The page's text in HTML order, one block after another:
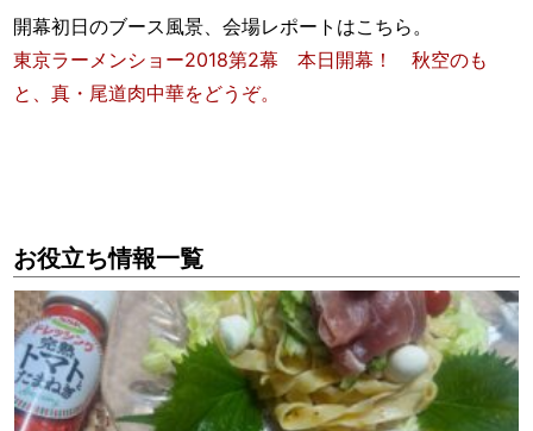
開幕初日のブース風景、会場レポートはこちら。
東京ラーメンショー2018第2幕 本日開幕！ 秋空のも
と、真・尾道肉中華をどうぞ。
お役立ち情報一覧